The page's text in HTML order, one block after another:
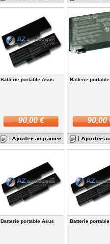
Batterie portable Asus
90,00 €
Batterie
90,00
Batterie portable Asus Batterie